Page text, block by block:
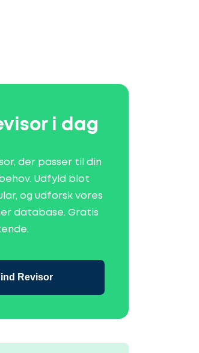
i dag
der passer til din
Udfyld blot
og udforsk vores
database. Gratis
Revisor